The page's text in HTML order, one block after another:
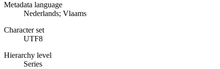
Metadata language
Nederlands; Vlaams
Character set
UTF8
Hierarchy level
Series